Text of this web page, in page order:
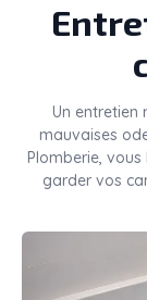
Un entretien
mauvaises
Plomberie,
garder vos